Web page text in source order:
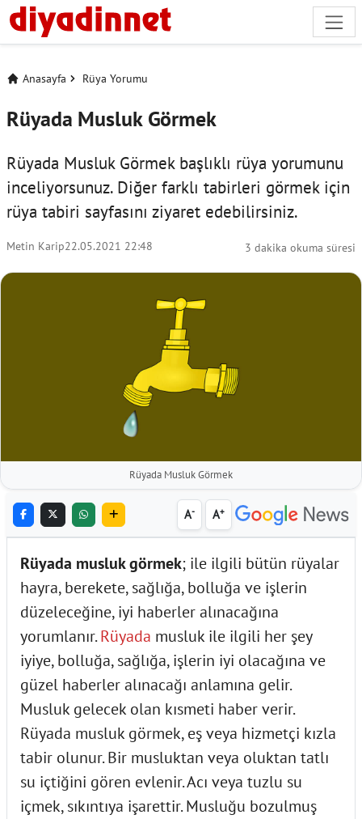
Anasayfa Rüya Yorumu
Rüyada Musluk Görmek
Rüyada Musluk Görmek başlıklı rüya yorumunu
inceliyorsunuz. Diğer farklı tabirleri görmek için
rüya tabiri sayfasını ziyaret edebilirsiniz.
Metin Karip22.05.2021 22:48 3 dakika okuma süresi
Rüyada Musluk Görmek
A- A+
Rüyada musluk görmek; ile ilgili bütün rüyalar
hayra, berekete, sağlığa, bolluğa ve işlerin
düzeleceğine, iyi haberler alınacağına
yorumlanır.Rüyada musluk ile ilgili her şey
iyiye, bolluğa, sağlığa, işlerin iyi olacağına ve
güzel haberler alınacağı anlamına gelir.
Musluk gelecek olan kısmeti haber verir.
Rüyada musluk görmek, eş veya hizmetçi kızla
tabir olunur. Bir musluktan veya oluktan tatlı
su içtiğini gören evlenir. Acı veya tuzlu su
içmek, sıkıntıya işarettir. Musluğu bozulmuş